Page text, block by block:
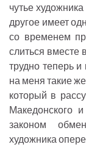
чутье
другое имеет
со временем
слиться вместе
трудно теперь
на меня такие
который в
Македонского
законом
художника